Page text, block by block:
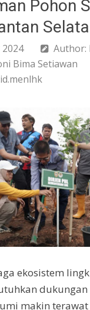
Pohon
2024
Author:
Bima Setiawan
ekosistem
makin